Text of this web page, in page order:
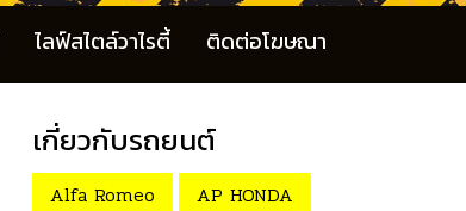
ไลฟ์สไตล์วาไรตี้ ติดต่อโฆษณา
เกี่ยวกับรถยนต์
Alfa Romeo
AP HONDA